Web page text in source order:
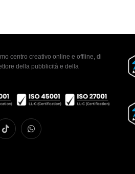
centro creativo online e offline, di
della pubblicità e della